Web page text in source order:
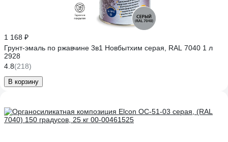
1 168 ₽
Грунт-эмаль по ржавчине 3в1 Новбытхим серая, RAL 7040 1 л
2928
4.8(218)
В корзину